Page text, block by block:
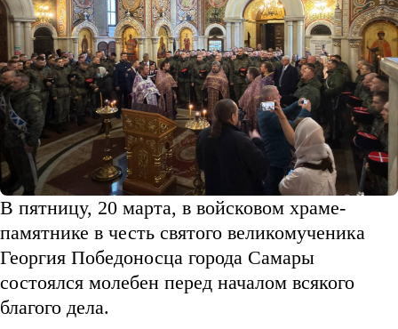
В пятницу, 20 марта, в войсковом храме-
памятнике в честь святого великомученика
Георгия Победоносца города Самары
состоялся молебен перед началом всякого
благого дела.